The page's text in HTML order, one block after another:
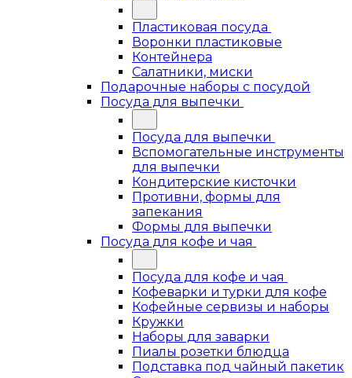
Пластиковая посуда
Воронки пластиковые
Контейнера
Салатники, миски
Подарочные наборы с посудой
Посуда для выпечки
Посуда для выпечки
Вспомогательные инструменты
для выпечки
Кондитерские кисточки
Противни, формы для
запекания
Формы для выпечки
Посуда для кофе и чая
Посуда для кофе и чая
Кофеварки и турки для кофе
Кофейные сервизы и наборы
Кружки
Наборы для заварки
Пиалы розетки блюдца
Подставка под чайный пакетик